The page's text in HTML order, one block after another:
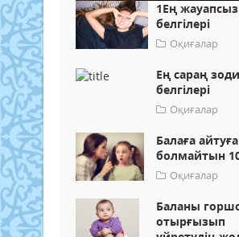
1Ең
белгілері
Оқиғалар
Ең сараң
белгілері
Оқиғалар
Балаға айтуға
болмайтын
Оқиғалар
Баланы
отырғызып